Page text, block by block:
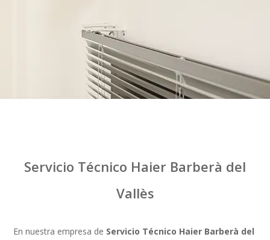
Servicio Técnico Haier Barberà del
Vallès
En nuestra empresa de Servicio Técnico Haier Barberà del